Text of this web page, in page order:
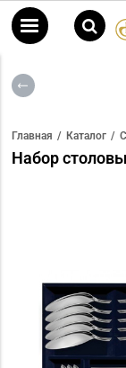
Главная Каталог
Набор